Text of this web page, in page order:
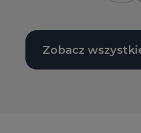
Zobacz